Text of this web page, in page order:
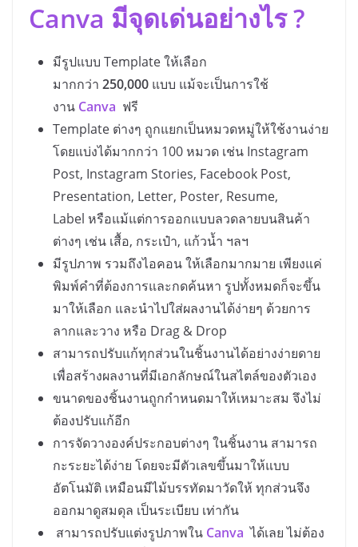
Canva มีจุดเด่นอย่างไร ?
มีรูปแบบ Template ให้เลือก
มากกว่า 250,000 แบบ แม้จะเป็นการใช้
งาน Canva ฟรี
Template ต่างๆ ถูกแยกเป็นหมวดหมู่ให้ใช้งานง่าย
โดยแบ่งได้มากกว่า 100 หมวด เช่น Instagram
Post, Instagram Stories, Facebook Post,
Presentation, Letter, Poster, Resume,
Label หรือแม้แต่การออกแบบลวดลายบนสินค้า
ต่างๆ เช่น เสื้อ, กระเป๋า, แก้วน้ำ ฯลฯ
มีรูปภาพ รวมถึงไอคอน ให้เลือกมากมาย เพียงแค่
พิมพ์คำที่ต้องการและกดค้นหา รูปทั้งหมดก็จะขึ้น
มาให้เลือก และนำไปใส่ผลงานได้ง่ายๆ ด้วยการ
ลากและวาง หรือ Drag & Drop
สามารถปรับแก้ทุกส่วนในชิ้นงานได้อย่างง่ายดาย
เพื่อสร้างผลงานที่มีเอกลักษณ์ในสไตล์ของตัวเอง
ขนาดของชิ้นงานถูกกำหนดมาให้เหมาะสม จึงไม่
ต้องปรับแก้อีก
การจัดวางองค์ประกอบต่างๆ ในชิ้นงาน สามารถ
กะระยะได้ง่าย โดยจะมีตัวเลขขึ้นมาให้แบบ
อัตโนมัติ เหมือนมีไม้บรรทัดมาวัดให้ ทุกส่วนจึง
ออกมาดูสมดุล เป็นระเบียบ เท่ากัน
สามารถปรับแต่งรูปภาพใน Canva ได้เลย ไม่ต้อง